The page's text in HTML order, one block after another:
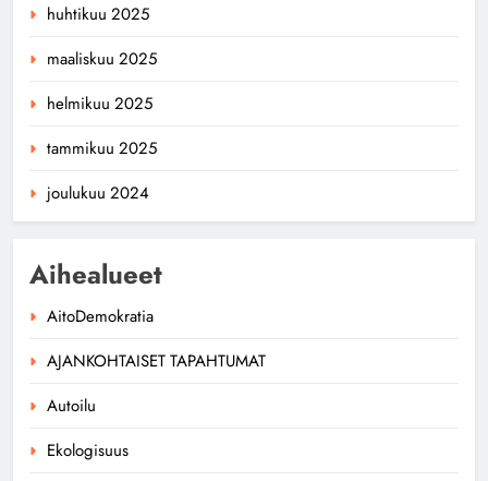
huhtikuu 2025
maaliskuu 2025
helmikuu 2025
tammikuu 2025
joulukuu 2024
Aihealueet
AitoDemokratia
AJANKOHTAISET TAPAHTUMAT
Autoilu
Ekologisuus